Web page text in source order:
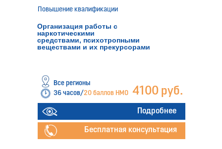
Организация работы с
наркотическими
средствами, психотропными
веществами и их прекурсорами
36 часов/20 баллов НМО 4100 руб.
Все регионы
Повышение квалификации
Бесплатная консультация
Подробнее